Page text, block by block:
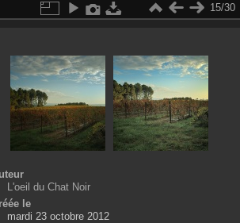
15/30
L'oeil du Chat Noir
le
mardi 23 octobre 2012